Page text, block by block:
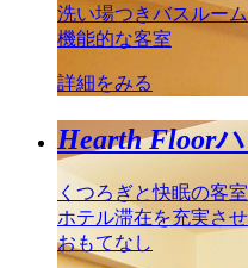
洗い場つきバスルー
機能的な客室
詳細をみる
Hearth Floor
くつろぎと快眠の客室
ホテル滞在を充実さ
おもてなし